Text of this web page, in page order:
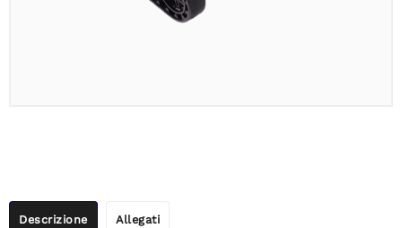
Descrizione Allegati